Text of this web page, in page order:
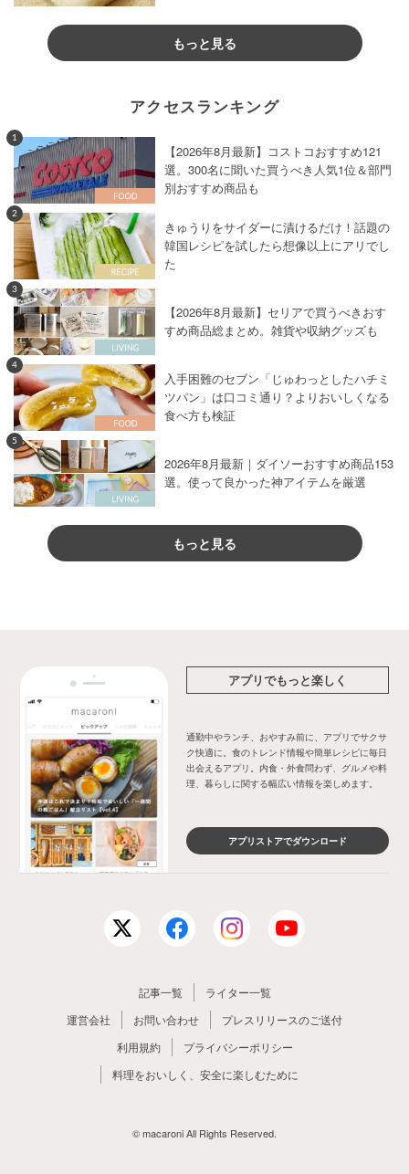
もっと見る
アクセスランキング
1
【2026年8月最新】コストコおすすめ121
選。300名に聞いた買うべき人気1位＆部門
別おすすめ商品も
2
きゅうりをサイダーに漬けるだけ！話題の
韓国レシピを試したら想像以上にアリでし
た
3
【2026年8月最新】セリアで買うべきおす
すめ商品総まとめ。雑貨や収納グッズも
4
入手困難のセブン「じゅわっとしたハチミ
ツパン」は口コミ通り？よりおいしくなる
食べ方も検証
5
2026年8月最新｜ダイソーおすすめ商品153
選。使って良かった神アイテムを厳選
もっと見る
アプリでもっと楽しく
通勤中やランチ、おやすみ前に、アプリでサクサ
ク快適に。食のトレンド情報や簡単レシピに毎日
出会えるアプリ。内食・外食問わず、グルメや料
理、暮らしに関する幅広い情報を楽しめます。
アプリストアでダウンロード
記事一覧
ライター一覧
運営会社
お問い合わせ
プレスリリースのご送付
利用規約
プライバシーポリシー
料理をおいしく、安全に楽しむために
© macaroni All Rights Reserved.